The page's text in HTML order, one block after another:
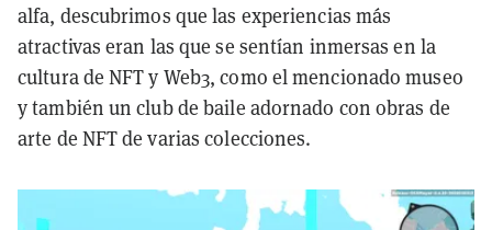
alfa, descubrimos que las experiencias más
atractivas eran las que se sentían inmersas en la
cultura de NFT y Web3, como el mencionado museo
y también un club de baile adornado con obras de
arte de NFT de varias colecciones.